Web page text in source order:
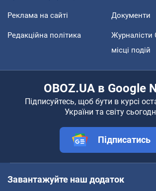
Реклама на сайті Документи
Редакційна політика
Журналісти
місці подій
OBOZ.UA в Google
Підписуйтесь, щоб бути в курсі
України та світу
Підписатись
Завантажуйте наш додаток